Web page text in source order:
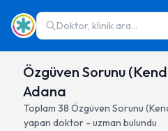
Doktor, klinik ara...
Özgüven Sorunu
Adana
Toplam 38 Özgüven Sorunu
yapan doktor - uzman bulundu